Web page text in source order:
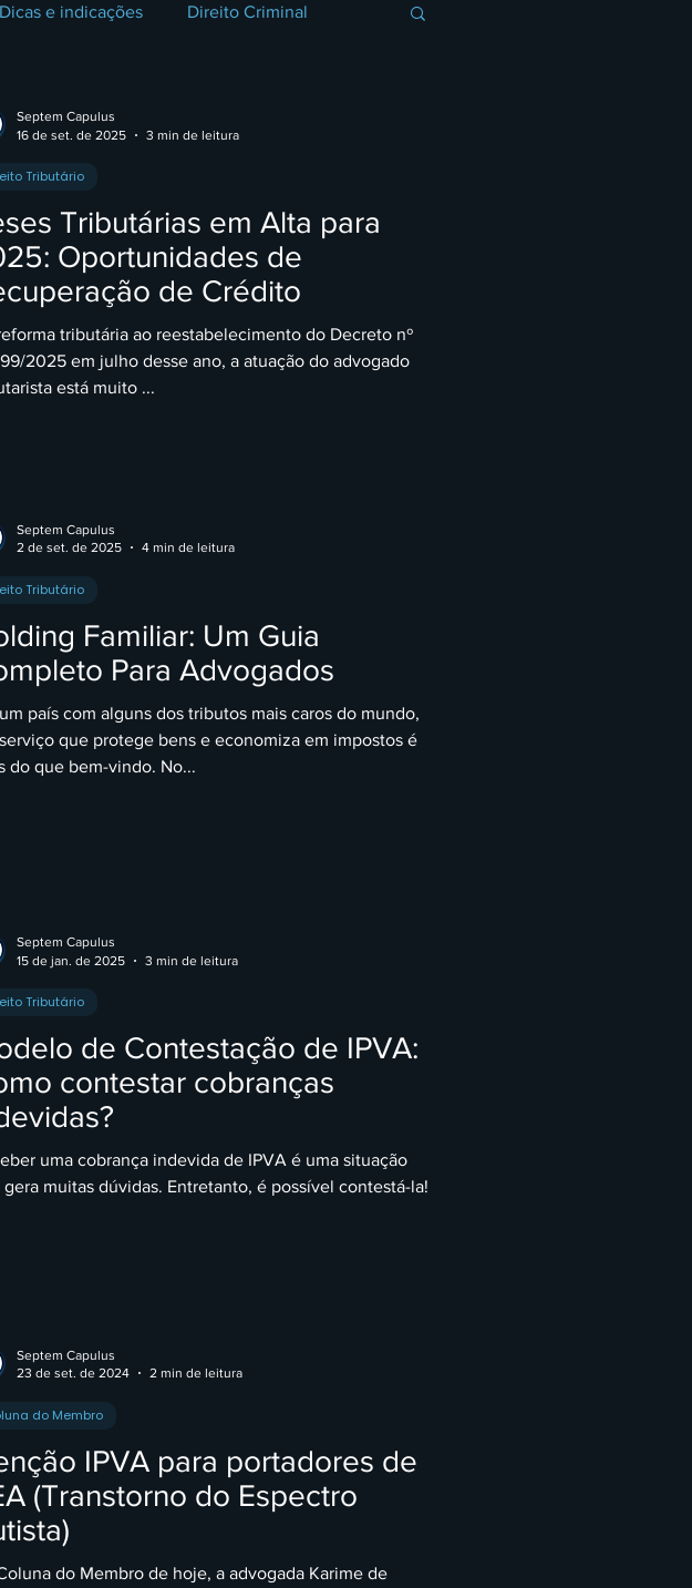
Dicas e indicações Direito Criminal
Direito Trabalhista
Bancário Direito Administrativo
Tributárias em Alta para
Oportunidades de
de Crédito
tributária ao reestabelecimento do Decreto nº
2025 em julho desse ano, a atuação do advogado
está muito ...
Tributário
Septem Capulus
16 de set. de 2025
3 min de leitura
Familiar: Um Guia
Para Advogados
país com alguns dos tributos mais caros do mundo,
que protege bens e economiza em impostos é
do que bem-vindo. No...
Tributário
Septem Capulus
2 de set. de 2025
4 min de leitura
de Contestação de IPVA:
contestar cobranças
uma cobrança indevida de IPVA é uma situação
gera muitas dúvidas. Entretanto, é possível contestá-la!
Tributário
Septem Capulus
15 de jan. de 2025
3 min de leitura
IPVA para portadores de
(Transtorno do Espectro
do Membro de hoje, a advogada Karime de
do Membro
Septem Capulus
23 de set. de 2024
2 min de leitura